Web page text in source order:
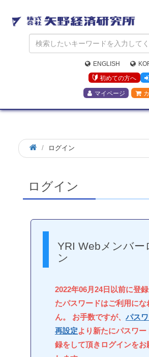
矢
野
経
済
研
究
所
ENGLISH
初めての方へ
マイページ
ログイン
ログイン
YRI Webメンバー
ン
2022年06月24日以前に登
たパスワードはご利用にな
ん。 お手数ですが、 パス
再設定より新たにパスワー
録をして頂きログインをお